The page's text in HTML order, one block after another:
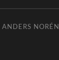
ANDERS NORÉN